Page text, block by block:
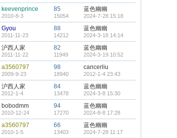
keevenprince
2010-8-3
85
15054
蓝色幽幽
2024-7-28 15:18
Gyou
2011-11-23
88
14212
蓝色幽幽
2024-3-18 14:14
沪西人家
2011-11-22
82
11949
蓝色幽幽
2024-3-19 10:52
a3560797
2009-9-23
98
18940
cancerliu
2012-1-4 23:43
沪西人家
2012-1-4
84
13478
蓝色幽幽
2024-3-8 15:30
bobodmm
2010-12-24
94
17270
蓝色幽幽
2024-8-8 17:28
a3560797
2010-1-5
66
13403
蓝色幽幽
2024-7-28 11:17